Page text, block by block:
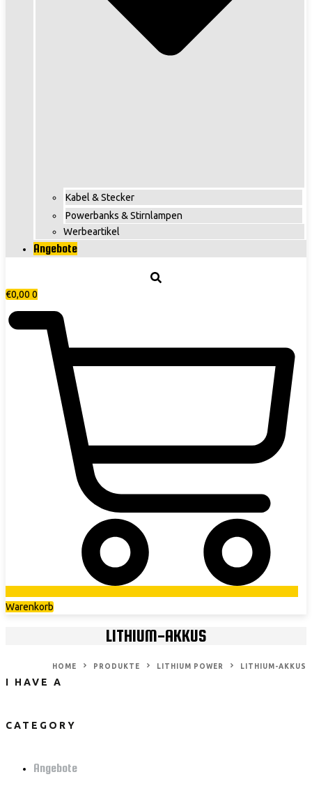
Kabel & Stecker
Powerbanks & Stirnlampen
Werbeartikel
Angebote
€0,00 0
Warenkorb
LITHIUM-AKKUS
HOME PRODUKTE LITHIUM POWER LITHIUM-AKKUS
I HAVE A
CATEGORY
Angebote